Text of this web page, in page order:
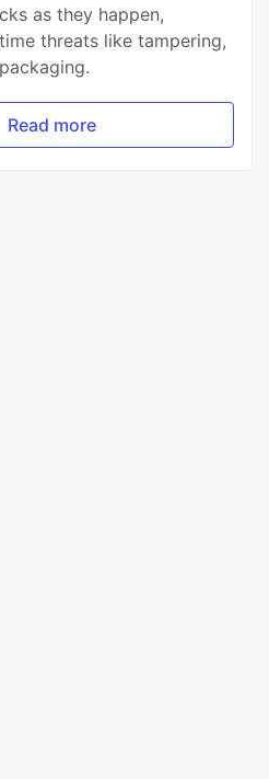
as they happen,
threats like tampering,
Read more